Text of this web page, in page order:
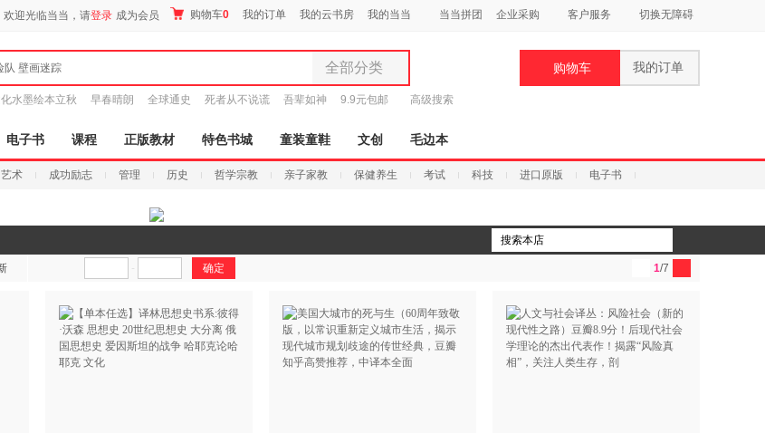
欢迎光临当当，请登录 成为会员 购物车0 我的订单 我的云书房 我的当当 当当拼团 企业采购 客户服务 切换无障碍
队 壁画迷踪 全部分类
全部分类
图书
电子书
音像
时尚美妆
童装童鞋
家居日用
家具装饰
水墨绘本立秋 早春晴朗 全球通史 死者从不说谎 吾辈如神 9.9元包邮 高级搜索
购物车 我的订单
电子书 课程 正版教材 特色书城 童装童鞋 文创 毛边本
艺术 成功励志 管理 历史 哲学宗教 亲子家教 保健养生 考试 科技 进口原版 电子书
1/7